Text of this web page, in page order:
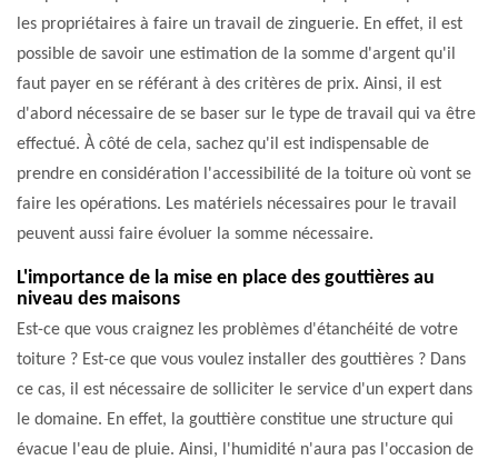
les propriétaires à faire un travail de zinguerie. En effet, il est
possible de savoir une estimation de la somme d'argent qu'il
faut payer en se référant à des critères de prix. Ainsi, il est
d'abord nécessaire de se baser sur le type de travail qui va être
effectué. À côté de cela, sachez qu'il est indispensable de
prendre en considération l'accessibilité de la toiture où vont se
faire les opérations. Les matériels nécessaires pour le travail
peuvent aussi faire évoluer la somme nécessaire.
L'importance de la mise en place des gouttières au
niveau des maisons
Est-ce que vous craignez les problèmes d'étanchéité de votre
toiture ? Est-ce que vous voulez installer des gouttières ? Dans
ce cas, il est nécessaire de solliciter le service d'un expert dans
le domaine. En effet, la gouttière constitue une structure qui
évacue l'eau de pluie. Ainsi, l'humidité n'aura pas l'occasion de